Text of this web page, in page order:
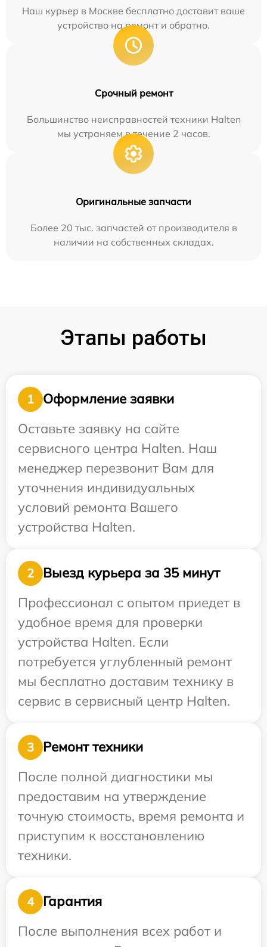
Наш курьер в Москве бесплатно доставит ваше
устройство на ремонт и обратно.
Срочный ремонт
Большинство неисправностей техники Halten
мы устраняем в течение 2 часов.
Оригинальные запчасти
Более 20 тыс. запчастей от производителя в
наличии на собственных складах.
Этапы работы
1
Оформление заявки
Оставьте заявку на сайте
сервисного центра Halten. Наш
менеджер перезвонит Вам для
уточнения индивидуальных
условий ремонта Вашего
устройства Halten.
2
Выезд курьера за 35 минут
Профессионал с опытом приедет в
удобное время для проверки
устройства Halten. Если
потребуется углубленный ремонт
мы бесплатно доставим технику в
сервис в сервисный центр Halten.
3
Ремонт техники
После полной диагностики мы
предоставим на утверждение
точную стоимость, время ремонта и
приступим к восстановлению
техники.
4
Гарантия
После выполнения всех работ и